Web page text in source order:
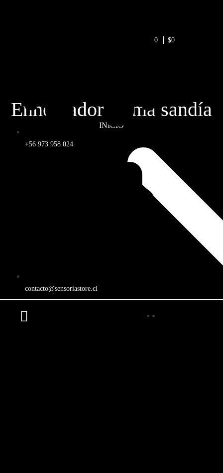
+56 973 958 024
contacto@sensoriastore.cl
0 $0
Enhebrador forma sandía
INICIO